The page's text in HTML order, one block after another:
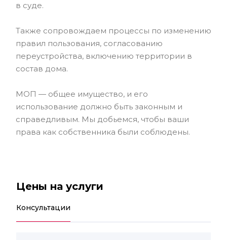
в суде.
Также сопровождаем процессы по изменению
правил пользования, согласованию
переустройства, включению территории в
состав дома.
МОП — общее имущество, и его
использование должно быть законным и
справедливым. Мы добьемся, чтобы ваши
права как собственника были соблюдены.
Цены на услуги
Консультации